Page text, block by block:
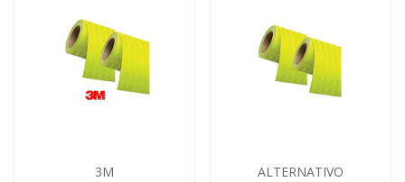
3M ALTERNATIVO